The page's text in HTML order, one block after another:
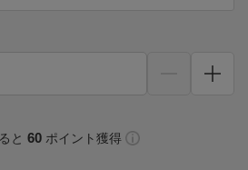
と 60 ポイント獲得